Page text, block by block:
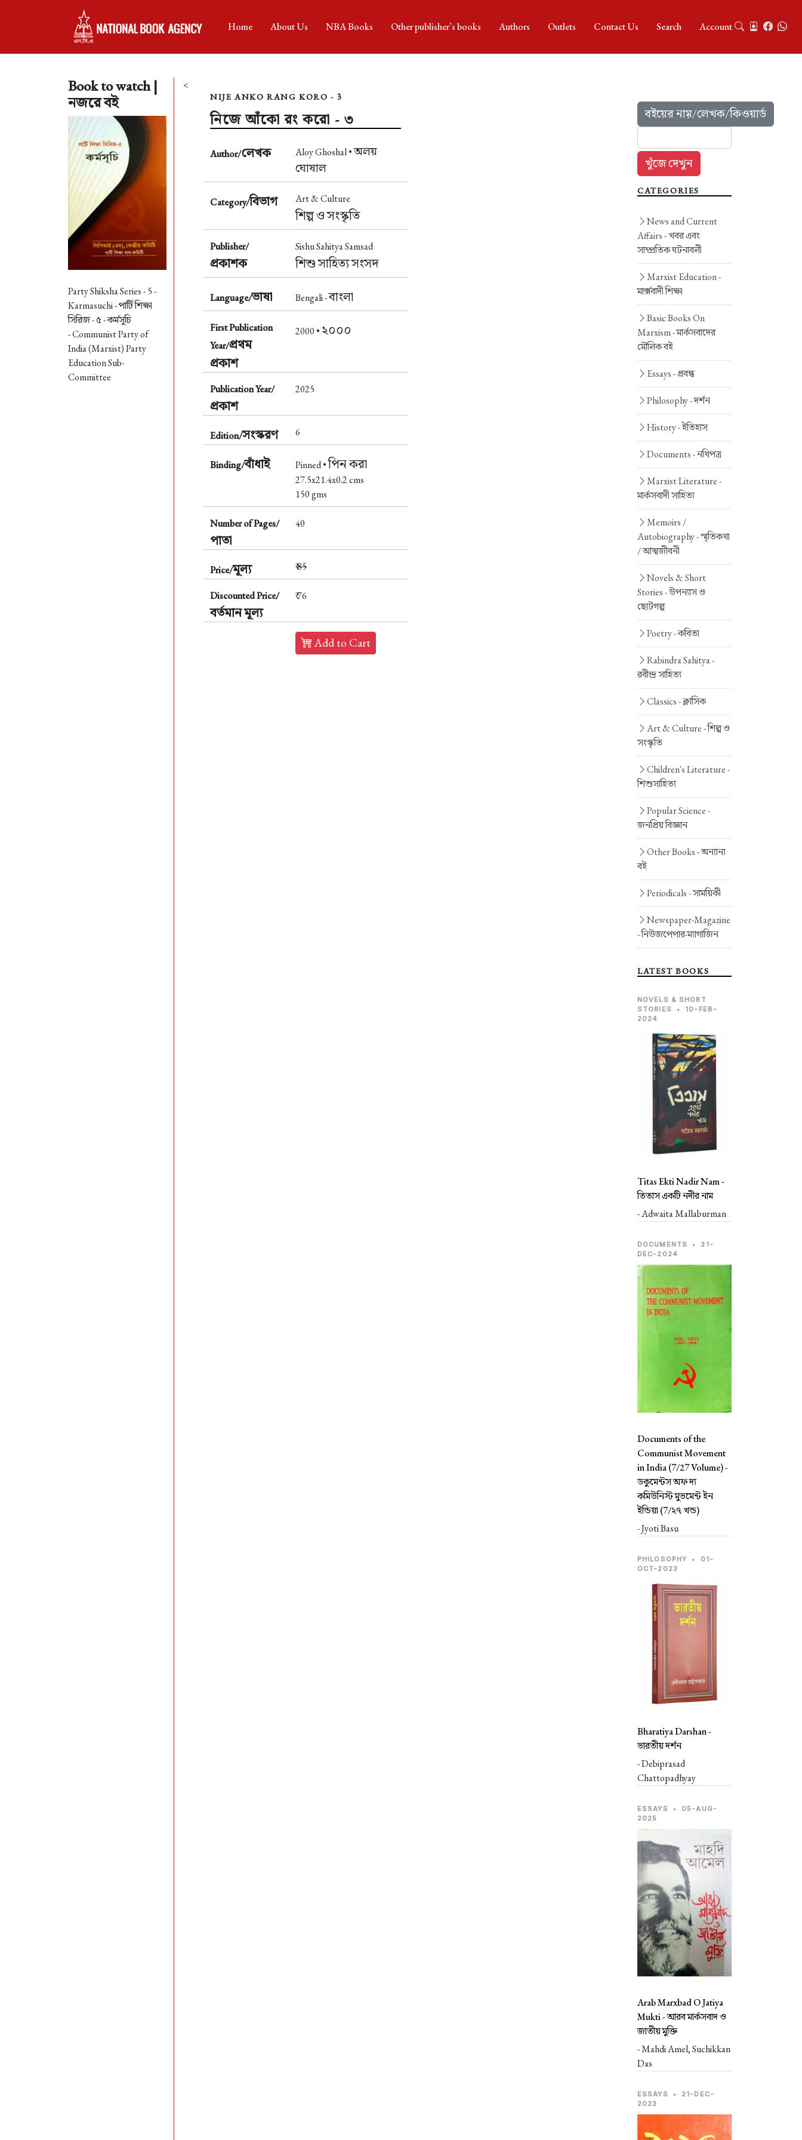
Home About Us NBA Books Other publisher’s books Authors Outlets Contact Us Search Account
Book to watch |
নজরে বই
Party Shiksha Series - 5 -
Karmasuchi -পার্টি শিক্ষা
সিরিজ - ৫ - কর্মসূচি
- Communist Party of
India (Marxist) Party
Education Sub-
Committee
<
NIJE ANKO RANG KORO - 3
নিজে আঁকো রং করো - ৩
Author/লেখক Aloy Ghoshal •অলয়
ঘোষাল
Category/বিভাগ Art & Culture
শিল্প ও সংস্কৃতি
Publisher/
প্রকাশক
Sishu Sahitya Samsad
শিশু সাহিত্য সংসদ
Language/ভাষা Bengali -বাংলা
First Publication
Year/প্রথম
প্রকাশ
2000 • ২০০০
Publication Year/
প্রকাশ
2025
Edition/সংস্করণ 6
Binding/বাঁধাই Pinned •পিন করা
27.5x21.4x0.2 cms
150 gms
Number of Pages/
পাতা
40
Price/মূল্য ₹85
Discounted Price/
বর্তমান মূল্য
₹ 76
Add to Cart
বইয়ের নাম়/লেখক/কিওয়ার্ড
CATEGORIES
News and Current
Affairs -খবর এবং
সাম্প্রতিক ঘটনাবলী
Marxist Education -
মার্ক্সবাদী শিক্ষা
Basic Books On
Marxism -মার্কসবাদের
মৌলিক বই
Essays -প্রবন্ধ
Philosophy -দর্শন
History -ইতিহাস
Documents -নথিপত্র
Marxist Literature -
মার্কসবাদী সাহিত্য
Memoirs /
Autobiography -স্মৃতিকথা
/ আত্মজীবনী
Novels & Short
Stories -উপন্যাস ও
ছোটগল্প
Poetry -কবিতা
Rabindra Sahitya -
রবীন্দ্র সাহিত্য
Classics -ক্লাসিক
Art & Culture -শিল্প ও
সংস্কৃতি
Children's Literature -
শিশুসাহিত্য
Popular Science -
জনপ্রিয় বিজ্ঞান
Other Books -অন্যান্য
বই
Periodicals -সাময়িকী
Newspaper-Magazine
-নিউজপেপার-ম্যাগাজিন
LATEST BOOKS
NOVELS & SHORT
STORIES
•
10-FEB-
2024
Titas Ekti Nadir Nam -
তিতাস একটি নদীর নাম
- Adwaita Mallaburman
DOCUMENTS •
31-
DEC-2024
Documents of the
Communist Movement
in India (7/27 Volume) -
ডকুমেন্টস অফ দ্য
কমিউনিস্ট মুভমেন্ট ইন
ইন্ডিয়া (7/২৭ খন্ড)
- Jyoti Basu
PHILOSOPHY •
01-
OCT-2023
Bharatiya Darshan -
ভারতীয় দর্শন
- Debiprasad
Chattopadhyay
ESSAYS •
05-AUG-
2025
Arab Marxbad O Jatiya
Mukti -আরব মার্কসবাদ ও
জাতীয় মুক্তি
- Mahdi Amel, Suchikkan
Das
ESSAYS •
21-DEC-
2023